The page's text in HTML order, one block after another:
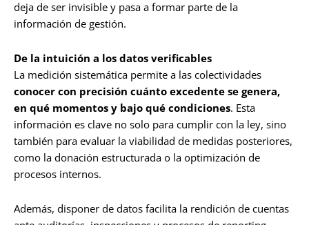
deja de ser invisible y pasa a formar parte de la
información de gestión.
De la intuición a los datos verificables
La medición sistemática permite a las colectividades
conocer con precisión cuánto excedente se genera,
en qué momentos y bajo qué condiciones. Esta
información es clave no solo para cumplir con la ley, sino
también para evaluar la viabilidad de medidas posteriores,
como la donación estructurada o la optimización de
procesos internos.
Además, disponer de datos facilita la rendición de cuentas